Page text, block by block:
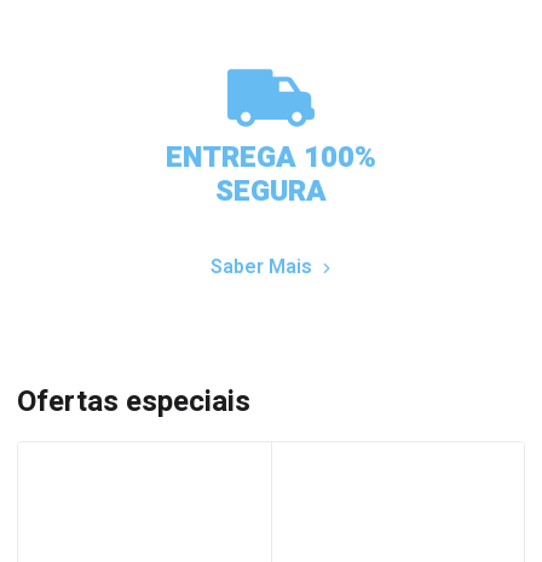
ENTREGA 100%
SEGURA
Saber Mais
Ofertas especiais